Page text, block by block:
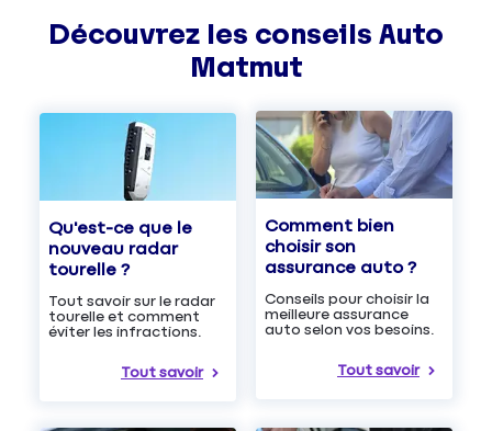
Découvrez les conseils Auto
Matmut
Qu'est-ce que le
nouveau radar
tourelle ?
Tout savoir sur le radar
tourelle et comment
éviter les infractions.
Tout savoir
Comment bien
choisir son
assurance auto ?
Conseils pour choisir la
meilleure assurance
auto selon vos besoins.
Tout savoir